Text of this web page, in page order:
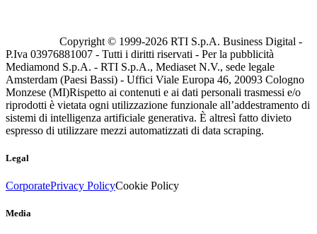
Copyright © 1999-2026 RTI S.p.A. Business Digital -
P.Iva 03976881007 - Tutti i diritti riservati - Per la pubblicità
Mediamond S.p.A. - RTI S.p.A., Mediaset N.V., sede legale
Amsterdam (Paesi Bassi) - Uffici Viale Europa 46, 20093 Cologno
Monzese (MI)Rispetto ai contenuti e ai dati personali trasmessi e/o
riprodotti è vietata ogni utilizzazione funzionale all’addestramento di
sistemi di intelligenza artificiale generativa. È altresì fatto divieto
espresso di utilizzare mezzi automatizzati di data scraping.
Legal
CorporatePrivacy PolicyCookie Policy
Media